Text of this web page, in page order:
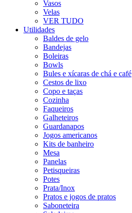
Vasos
Velas
VER TUDO
Utilidades
Baldes de gelo
Bandejas
Boleiras
Bowls
Bules e xícaras de chá e café
Cestos de lixo
Copo e taças
Cozinha
Faqueiros
Galheteiros
Guardanapos
Jogos americanos
Kits de banheiro
Mesa
Panelas
Petisqueiras
Potes
Prata/Inox
Pratos e jogos de pratos
Saboneteira